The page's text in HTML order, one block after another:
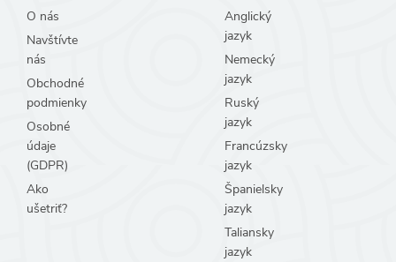
O nás
Navštívte
nás
Obchodné
podmienky
Osobné
údaje
(GDPR)
Ako
ušetriť?
Anglický
jazyk
Nemecký
jazyk
Ruský
jazyk
Francúzsky
jazyk
Španielsky
jazyk
Taliansky
jazyk